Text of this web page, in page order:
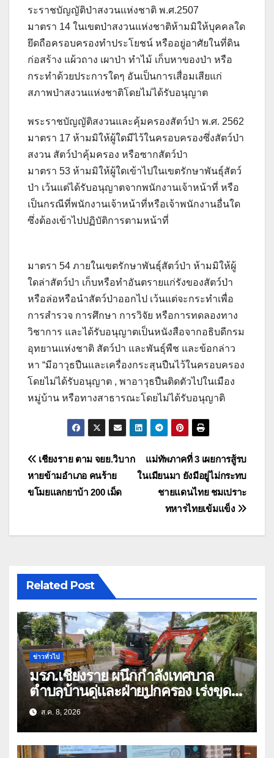
ระราชบัญญัติป่าสงวนแห่งชาติ พ.ศ.2507
มาตรา 14 ในเขตป่าสงวนแห่งชาติห้ามมิให้บุคคลใด
ยึดถือครอบครองทำประโยชน์ หรืออยู่อาศัยในที่ดิน
ก่อสร้าง แผ้วถาง เผาป่า ทำไม้ เก็บหาของป่า หรือ
กระทำด้วยประการใดๆ อันเป็นการเสื่อมเสียแก่
สภาพป่าสงวนแห่งชาติโดยไม่ได้รับอนุญาต
พระราชบัญญัติสงวนและคุ้มครองสัตว์ป่า พ.ศ. 2562
มาตรา 17 ห้ามมิให้ผู้ใดมีไว้ในครอบครองซึ่งสัตว์ป่า
สงวน สัตว์ป่าคุ้มครอง หรือซากสัตว์ป่า
มาตรา 53 ห้ามมิให้ผู้ใดเข้าไปในเขตรักษาพันธุ์สัตว์
ป่า เว้นแต่ได้รับอนุญาตจากพนักงานเจ้าหน้าที่ หรือ
เป็นกรณีที่พนักงานเจ้าหน้าที่หรือเจ้าพนักงานอื่นใด
ซึ่งต้องเข้าไปปฏิบัติการตามหน้าที่
มาตรา 54 ภายในเขตรักษาพันธุ์สัตว์ป่า ห้ามมิให้ผู้
ใดล่าสัตว์ป่า เก็บหรือทำอันตรายแก่รังของสัตว์ป่า
หรือล่อหรือนำสัตว์ป่าออกไป เว้นแต่จะกระทำเพื่อ
การสำรวจ การศึกษา การวิจัย หรือการทดลองทาง
วิชาการ และได้รับอนุญาตเป็นหนังสือจากอธิบดีกรม
อุทยานแห่งชาติ สัตว์ป่า และพันธุ์พืช และข้อกล่าว
หา “มีอาวุธปืนและเครื่องกระสุนปืนไว้ในครอบครอง
โดยไม่ได้รับอนุญาต , พาอาวุธปืนติดตัวไปในเมือง
หมู่บ้าน หรือทางสาธารณะโดยไม่ได้รับอนุญาติ
แนะแนว
เรื่อง
แม่ทัพภาคที่ 3 เผยการสู้รบ
ในเมียนมา ยังมีอยู่ไม่กระทบ
ชายแดนไทย ชมเปราะ
ทหารไทยเข้มแข็ง
เชียงราย ตาม จยย.วิบาก
หายข้ามอำเภอ คนร้าย
ขโมยแลกยาบ้า 200 เม็ด
Related Post
ข่าวทั่วไป
มรภ.เชียงราย ผนึกกำลังเทศบาล
ตำบลบ้านดู่และฝ่ายปกครอง เร่งขุด
ลอกสิ่งกีดขวางทางน้ำ ป้องกันและลด
ปัญหาน้ำท่วม
ส.ค. 8, 2026